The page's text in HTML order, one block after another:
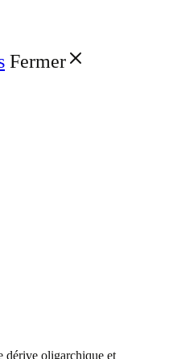
Fermer
dérive oligarchique et